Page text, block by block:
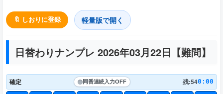
🔖 しおりに登録 軽量版で開く
日替わりナンプレ 2026年03月22日【難問】
確定 同番連続入力OFF 残:540:00